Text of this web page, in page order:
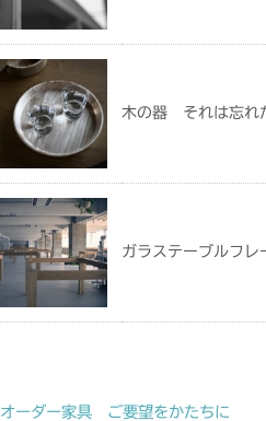
木の器 それは忘れ
ガラステーブルフ
オーダー家具 ご要望をかたちに